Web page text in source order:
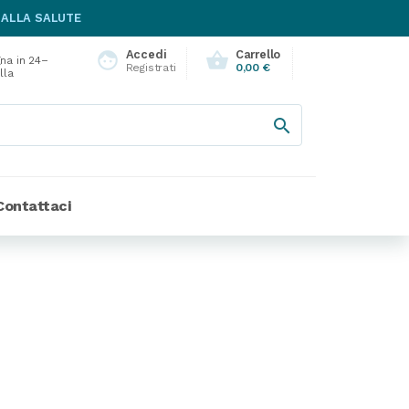
ALLA SALUTE
face Accedi
Registrati shopping_basket Carrello
0,00 €
in 24–
